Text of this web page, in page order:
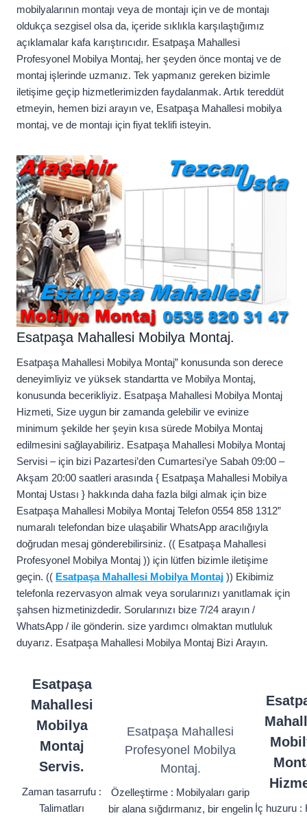
mobilyalarının montajı veya de montajı için ve de montajı
oldukça sezgisel olsa da, içeride sıklıkla karşılaştığımız
açıklamalar kafa karıştırıcıdır. Esatpaşa Mahallesi
Profesyonel Mobilya Montaj, her şeyden önce montaj ve de
montaj işlerinde uzmanız. Tek yapmanız gereken bizimle
iletişime geçip hizmetlerimizden faydalanmak. Artık tereddüt
etmeyin, hemen bizi arayın ve, Esatpaşa Mahallesi mobilya
montaj, ve de montajı için fiyat teklifi isteyin.
Esatpaşa Mahallesi Mobilya Montaj.
Esatpaşa Mahallesi Mobilya Montaj” konusunda son derece
deneyimliyiz ve yüksek standartta ve Mobilya Montaj,
konusunda becerikliyiz. Esatpaşa Mahallesi Mobilya Montaj
Hizmeti, Size uygun bir zamanda gelebilir ve evinize
minimum şekilde her şeyin kısa sürede Mobilya Montaj
edilmesini sağlayabiliriz. Esatpaşa Mahallesi Mobilya Montaj
Servisi – için bizi Pazartesi’den Cumartesi’ye Sabah 09:00 –
Akşam 20:00 saatleri arasında { Esatpaşa Mahallesi Mobilya
Montaj Ustası } hakkında daha fazla bilgi almak için bize
Esatpaşa Mahallesi Mobilya Montaj Telefon 0554 858 1312”
numaralı telefondan bize ulaşabilir WhatsApp aracılığıyla
doğrudan mesaj gönderebilirsiniz. (( Esatpaşa Mahallesi
Profesyonel Mobilya Montaj )) için lütfen bizimle iletişime
geçin. (( Esatpaşa Mahallesi Mobilya Montaj )) Ekibimiz
telefonla rezervasyon almak veya sorularınızı yanıtlamak için
şahsen hizmetinizdedir. Sorularınızı bize 7/24 arayın /
WhatsApp / ile gönderin. size yardımcı olmaktan mutluluk
duyarız. Esatpaşa Mahallesi Mobilya Montaj Bizi Arayın.
Esatpaşa
Mahallesi
Mobilya
Montaj
Servis.
Zaman tasarrufu :
Talimatları
Esatpaşa Mahallesi
Profesyonel Mobilya
Montaj.
Özelleştirme : Mobilyaları garip
bir alana sığdırmanız, bir engelin İç huzuru :